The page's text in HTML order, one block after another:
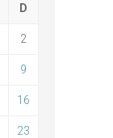
D
2
9
16
23